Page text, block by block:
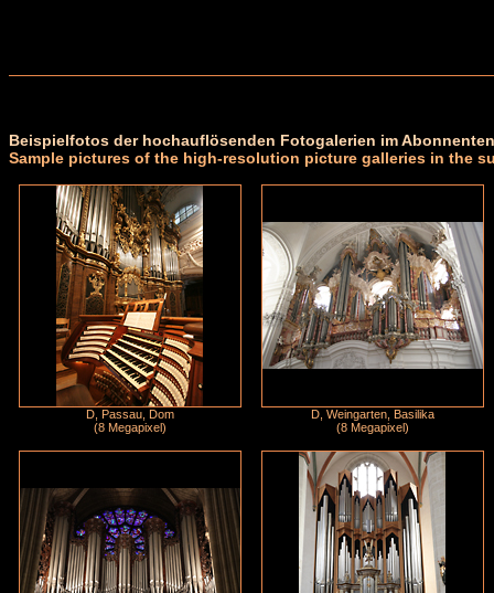
Beispielfotos der hochauflösenden Fotogalerien im
Sample pictures of the high-resolution picture galleries in the
D, Passau, Dom
(8 Megapixel)
D, Weingarten, Basilika
(8 Megapixel)